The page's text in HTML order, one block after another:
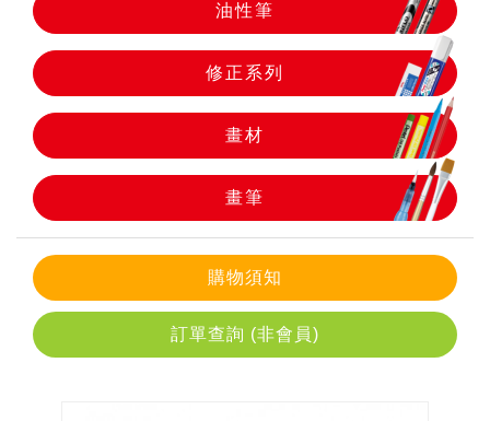
畫材
畫筆
油性筆
修正系列
畫材
畫筆
購物須知
訂單查詢 (非會員)